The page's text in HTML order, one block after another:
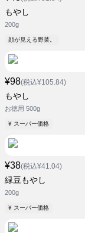
もやし
200g
顔が見える野菜。
¥98(税込¥105.84)
もやし
お徳用 500g
¥ スーパー価格
¥38(税込¥41.04)
緑豆もやし
200g
¥ スーパー価格